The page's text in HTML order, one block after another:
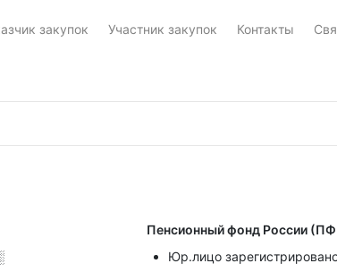
закупок Участник закупок Контакты
Пенсионный фонд России
Юр.лицо